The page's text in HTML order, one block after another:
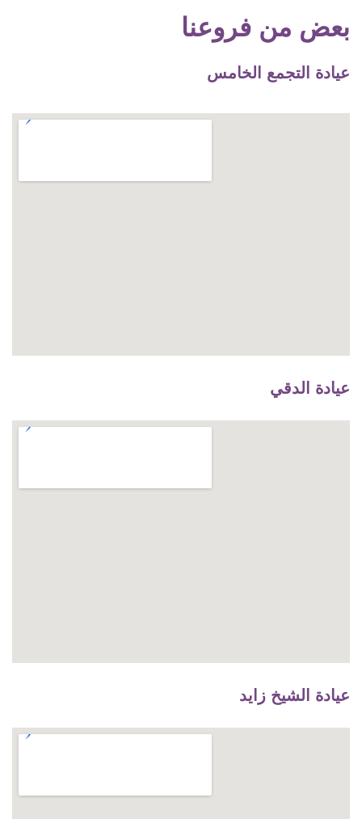
بعض من فروعنا
عيادة التجمع الخامس
عيادة الدقي
عيادة الشيخ زايد